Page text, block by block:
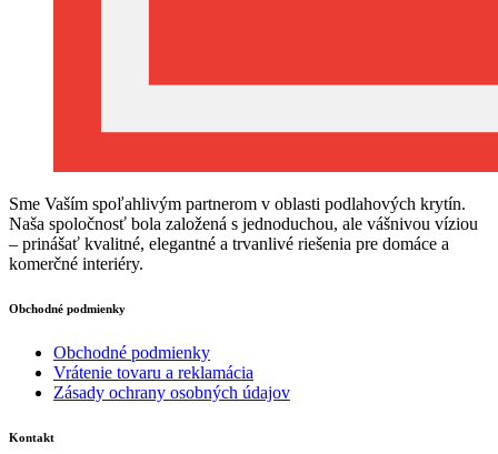
Sme Vaším spoľahlivým partnerom v oblasti podlahových krytín.
Naša spoločnosť bola založená s jednoduchou, ale vášnivou víziou
– prinášať kvalitné, elegantné a trvanlivé riešenia pre domáce a
komerčné interiéry.
Obchodné podmienky
Obchodné podmienky
Vrátenie tovaru a reklamácia
Zásady ochrany osobných údajov
Kontakt